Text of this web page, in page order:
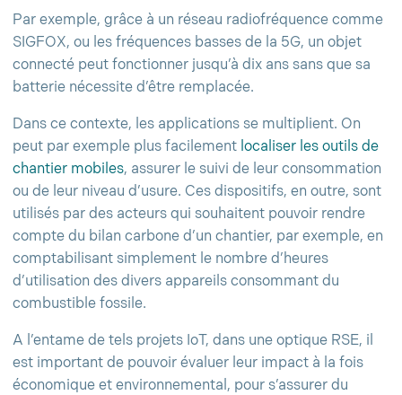
Par exemple, grâce à un réseau radiofréquence comme
SIGFOX, ou les fréquences basses de la 5G, un objet
connecté peut fonctionner jusqu’à dix ans sans que sa
batterie nécessite d’être remplacée.
Dans ce contexte, les applications se multiplient. On
peut par exemple plus facilement localiser les outils de
chantier mobiles, assurer le suivi de leur consommation
ou de leur niveau d’usure. Ces dispositifs, en outre, sont
utilisés par des acteurs qui souhaitent pouvoir rendre
compte du bilan carbone d’un chantier, par exemple, en
comptabilisant simplement le nombre d’heures
d’utilisation des divers appareils consommant du
combustible fossile.
A l’entame de tels projets IoT, dans une optique RSE, il
est important de pouvoir évaluer leur impact à la fois
économique et environnemental, pour s’assurer du